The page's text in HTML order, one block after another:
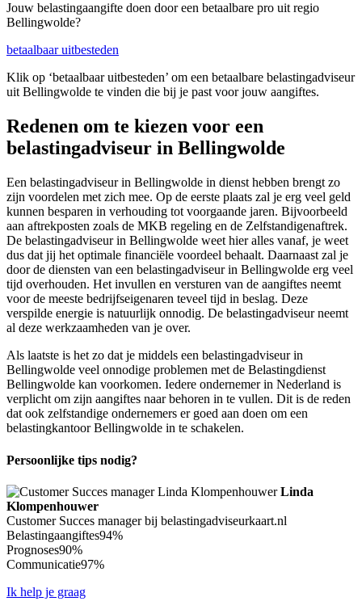
Jouw belastingaangifte doen door een betaalbare pro uit regio
Bellingwolde?
betaalbaar uitbesteden
Klik op ‘betaalbaar uitbesteden’ om een betaalbare belastingadviseur
uit Bellingwolde te vinden die bij je past voor jouw aangiftes.
Redenen om te kiezen voor een
belastingadviseur in Bellingwolde
Een belastingadviseur in Bellingwolde in dienst hebben brengt zo
zijn voordelen met zich mee. Op de eerste plaats zal je erg veel geld
kunnen besparen in verhouding tot voorgaande jaren. Bijvoorbeeld
aan aftrekposten zoals de MKB regeling en de Zelfstandigenaftrek.
De belastingadviseur in Bellingwolde weet hier alles vanaf, je weet
dus dat jij het optimale financiële voordeel behaalt. Daarnaast zal je
door de diensten van een belastingadviseur in Bellingwolde erg veel
tijd overhouden. Het invullen en versturen van de aangiftes neemt
voor de meeste bedrijfseigenaren teveel tijd in beslag. Deze
verspilde energie is natuurlijk onnodig. De belastingadviseur neemt
al deze werkzaamheden van je over.
Als laatste is het zo dat je middels een belastingadviseur in
Bellingwolde veel onnodige problemen met de Belastingdienst
Bellingwolde kan voorkomen. Iedere ondernemer in Nederland is
verplicht om zijn aangiftes naar behoren in te vullen. Dit is de reden
dat ook zelfstandige ondernemers er goed aan doen om een
belastingkantoor Bellingwolde in te schakelen.
Persoonlijke tips nodig?
Linda
Klompenhouwer
Customer Succes manager bij belastingadviseurkaart.nl
Belastingaangiftes94%
Prognoses90%
Communicatie97%
Ik help je graag